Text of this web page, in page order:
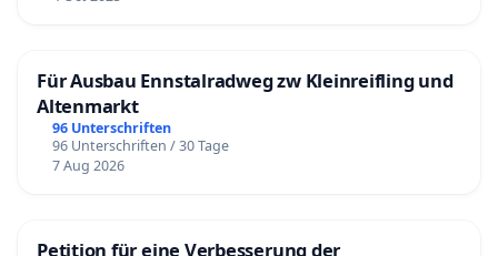
Für Ausbau Ennstalradweg zw Kleinreifling und
Altenmarkt
96 Unterschriften
96 Unterschriften / 30 Tage
7 Aug 2026
Petition für eine Verbesserung der